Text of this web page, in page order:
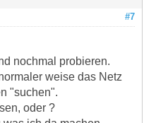
#7
nochmal probieren.
weise das Netz
"suchen".
oder ?